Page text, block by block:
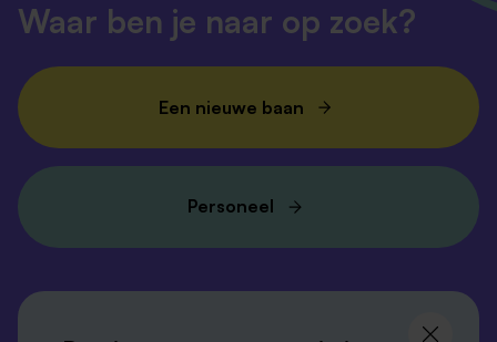
Waar ben je naar op zoek?
Een nieuwe baan
Personeel